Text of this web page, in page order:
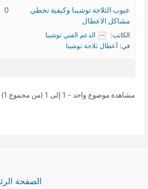
عيوب الثلاجة توشيبا وكيفية تخطي
مشاكل الاعطال
الكاتب:
الدعم الفني توشيبا
في:أعطال ثلاجة توشيبا
0
مشاهدة موضوع واحد - 1 إلى 1 (من مجموع 1)
الصفحة